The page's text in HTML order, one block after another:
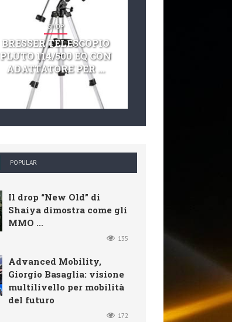
SHOP
BRESSER TELESCOPIO
PLUTO 114/500 EQ CON
ADATTATORE PER ...
POPULAR
Il drop “New Old” di
Shaiya dimostra come gli
MMO ...
135
Advanced Mobility,
Giorgio Basaglia: visione
multilivello per mobilità
del futuro
172